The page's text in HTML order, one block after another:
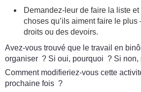
Demandez-leur de faire la liste
choses qu’ils aiment faire le
droits ou des devoirs.
Avez-vous trouvé que le travail en
organiser ? Si oui, pourquoi ? Si
Comment modifieriez-vous cette
prochaine fois ?